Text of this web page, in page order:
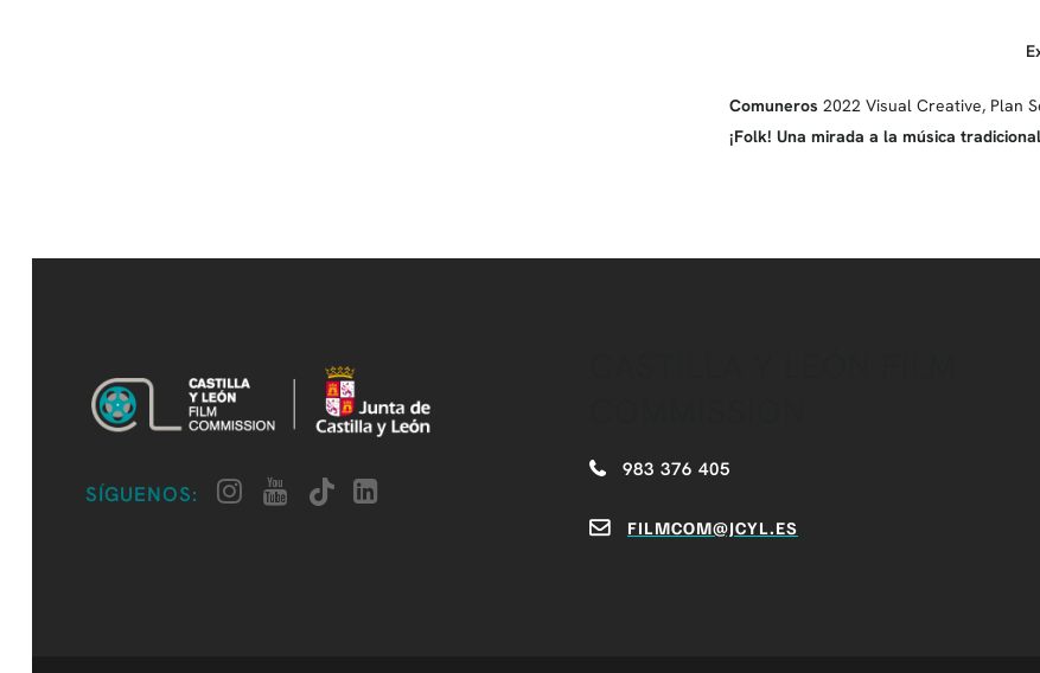
Comuneros 2022 Visual Creative, Plan
¡Folk! Una mirada a la música tradicional
SÍGUENOS:
983 376 405
FILMCOM@JCYL.ES